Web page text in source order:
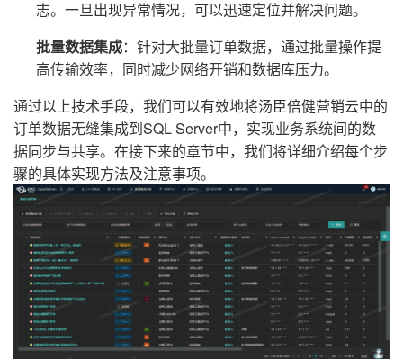
志。一旦出现异常情况，可以迅速定位并解决问题。
批量数据集成：针对大批量订单数据，通过批量操作提
高传输效率，同时减少网络开销和数据库压力。
通过以上技术手段，我们可以有效地将汤臣倍健营销云中的
订单数据无缝集成到SQL Server中，实现业务系统间的数
据同步与共享。在接下来的章节中，我们将详细介绍每个步
骤的具体实现方法及注意事项。